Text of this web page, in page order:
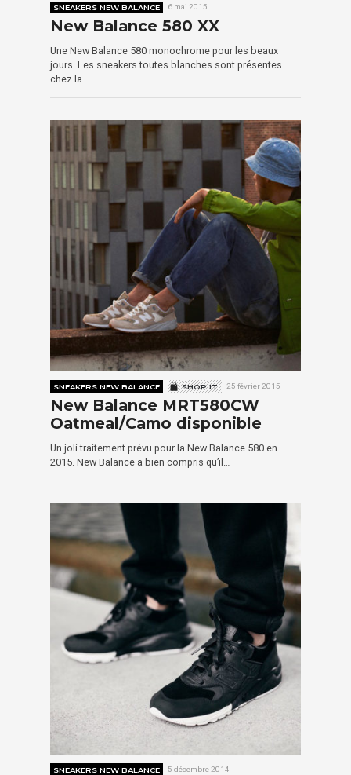
SNEAKERS NEW BALANCE 6 mai 2015
New Balance 580 XX
Une New Balance 580 monochrome pour les beaux
jours. Les sneakers toutes blanches sont présentes
chez la…
SNEAKERS NEW BALANCE SHOP IT 25 février 2015
New Balance MRT580CW
Oatmeal/Camo disponible
Un joli traitement prévu pour la New Balance 580 en
2015. New Balance a bien compris qu’il…
SNEAKERS NEW BALANCE 5 décembre 2014